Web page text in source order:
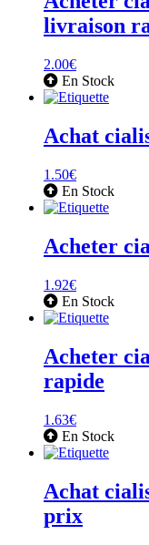
livraison
2.00€
En Stock
Achat
1.50€
En Stock
Acheter
1.92€
En Stock
Acheter
rapide
1.63€
En Stock
Achat
prix